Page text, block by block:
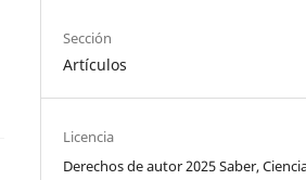
Sección
Artículos
Licencia
Derechos de autor 2025 Saber,